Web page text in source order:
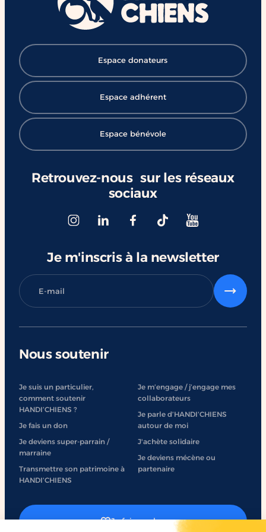
Retrouvez-nous sur les réseaux
sociaux
Espace donateurs
Espace adhérent
Espace bénévole
Je m'inscris à la newsletter
Nous soutenir
Je suis un particulier,
comment soutenir
HANDI’CHIENS ?
Je fais un don
Je deviens super-parrain /
marraine
Transmettre son patrimoine à
HANDI’CHIENS
Je m’engage / j’engage mes
collaborateurs
Je parle d’HANDI’CHIENS
autour de moi
J'achète solidaire
Je deviens mécène ou
partenaire
Je fais un don